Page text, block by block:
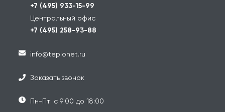
+7 (495) 933-15-99
Центральный офис
+7 (495) 258-93-88
info@teplonet.ru
Заказать звонок
Пн-Пт: с 9:00 до 18:00